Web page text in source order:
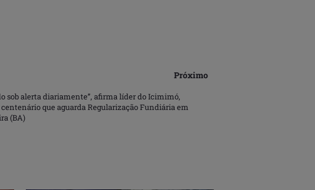
Próximo
sob alerta diariamente”, afirma líder do Icimimó,
que aguarda Regularização Fundiária em
(BA)